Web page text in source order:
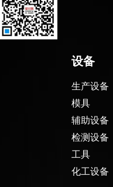
设备
生产设备
模具
辅助设备
检测设备
工具
化工设备